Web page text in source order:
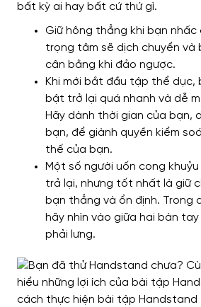
bất kỳ ai hay bất cứ thứ gì.
Giữ hông thẳng khi bạn nhấc
trọng tâm sẽ dịch chuyển và
cân bằng khi đảo ngược.
Khi mới bắt đầu tập thể dục,
bật trở lại quá nhanh và dễ
Hãy dành thời gian của bạn,
bạn, để giành quyền kiểm
thế của bạn.
Một số người uốn cong
trả lại, nhưng tốt nhất là giữ
bạn thẳng và ổn định. Trong
hãy nhìn vào giữa hai bàn
phải lưng.